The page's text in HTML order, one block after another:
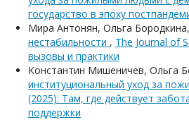
государство в эпоху
Мира Антонян, Ольга
нестабильности , The Journal of
вызовы и практики
Константин Мишеничев, Ольга
институциональный уход за
(2025): Там, где действует
поддержки